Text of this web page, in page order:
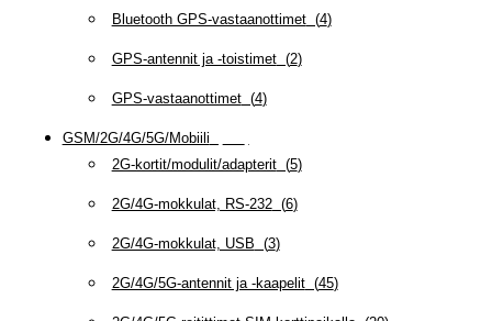
Bluetooth GPS-vastaanottimet(4)
GPS-antennit ja -toistimet(2)
GPS-vastaanottimet(4)
GSM/2G/4G/5G/Mobiili
2G-kortit/modulit/adapterit(5)
2G/4G-mokkulat, RS-232(6)
2G/4G-mokkulat, USB (3)
2G/4G/5G-antennit ja -kaapelit(45)